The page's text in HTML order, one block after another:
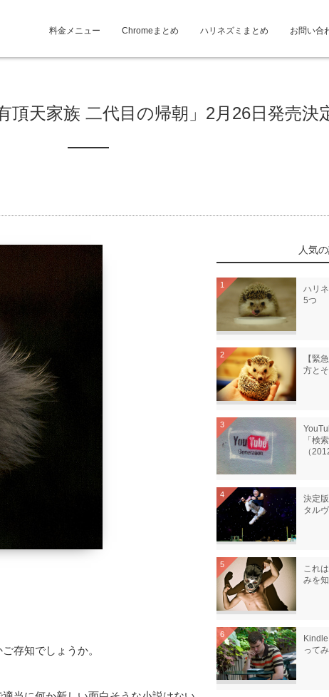
料金メニュー Chromeまとめ ハリネズミまとめ お問い合
頂天家族 二代目の帰朝」2月26日発売決
存知でしょうか。
人気
1
ハリ
5つ
2
【緊
方と
3
「検
（
4
決定
タル
5
これ
みを
6
って